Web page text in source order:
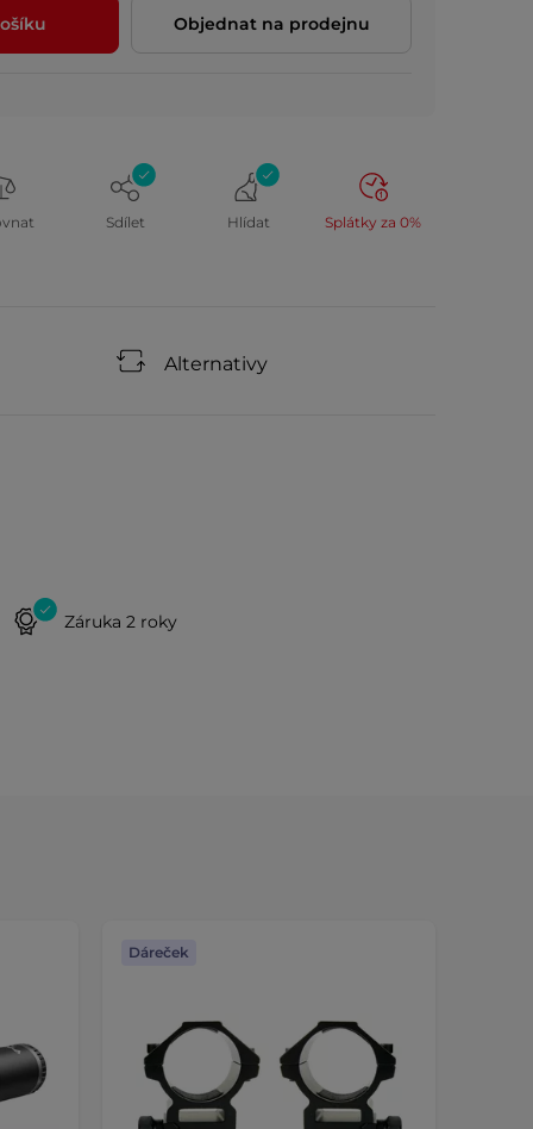
Objednat na prodejnu
Sdílet Hlídat Splátky za 0%
Alternativy
Záruka 2 roky
Dáreček